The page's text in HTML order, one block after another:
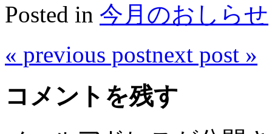
Posted in 今月のおしらせ
« previous postnext post »
コメントを残す